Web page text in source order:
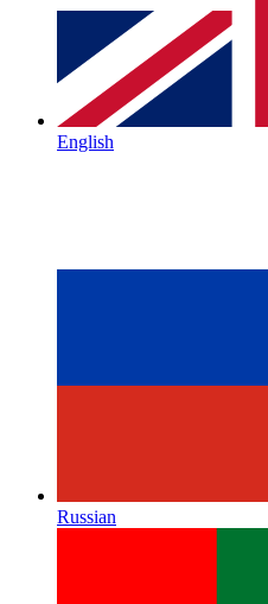
English
Russian